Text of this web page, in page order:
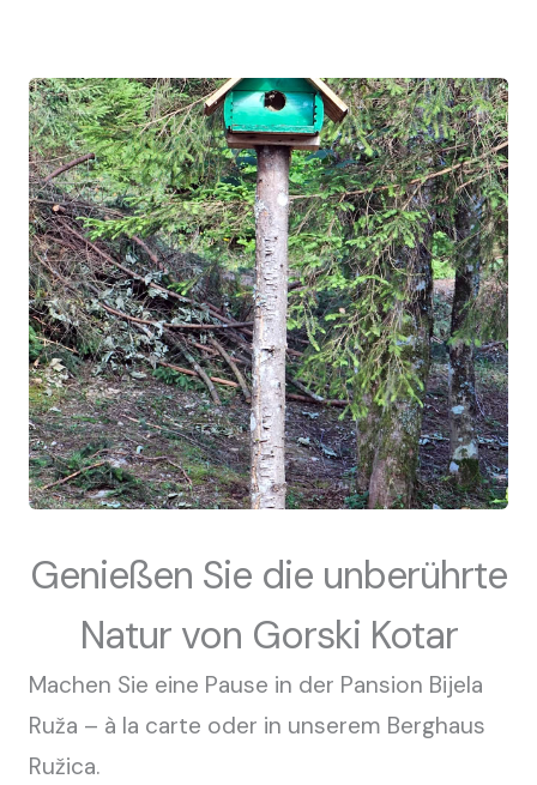
Genießen Sie die unberührte
Natur von Gorski Kotar
Machen Sie eine Pause in der Pansion Bijela
Ruža – à la carte oder in unserem Berghaus
Ružica.